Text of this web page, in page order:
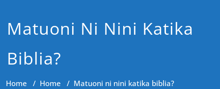
Matuoni Ni Nini Katika
Biblia?
Home / Home / Matuoni ni nini katika biblia?